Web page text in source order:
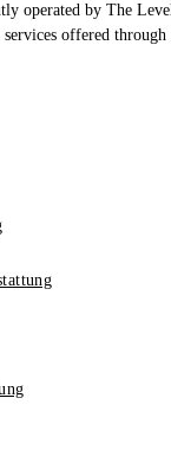
operated by The
offered